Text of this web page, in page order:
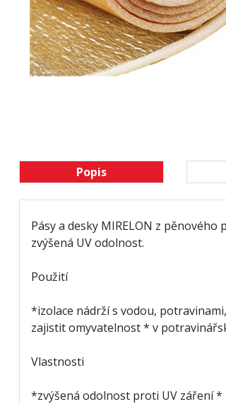
Popis
Pásy a desky MIRELON z
zvýšená UV odolnost.
Použití
*izolace nádrží s vodou,
zajistit omyvatelnost * v
Vlastnosti
*zvýšená odolnost proti UV záření